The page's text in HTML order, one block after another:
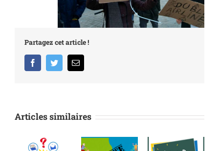
Partagez cet article !
FacebookTwitterEmail
Articles similaires